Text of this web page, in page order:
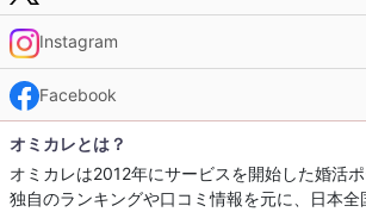
Instagram
Facebook
オミカレとは？
オミカレは2012年にサービスを開始した婚活ポ
独自のランキングや口コミ情報を元に、日本全